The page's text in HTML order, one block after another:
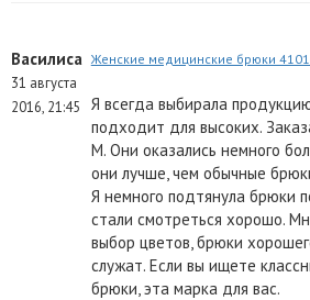
Василиса
31 августа
2016, 21:45
Женские медицинские брюки 4101
Я всегда выбирала
подходит для высоких.
М. Они оказались немного
они лучше, чем обычные
Я немного подтянула брюки
стали смотреться хорошо.
выбор цветов, брюки
служат. Если вы ищете
брюки, эта марка для вас.